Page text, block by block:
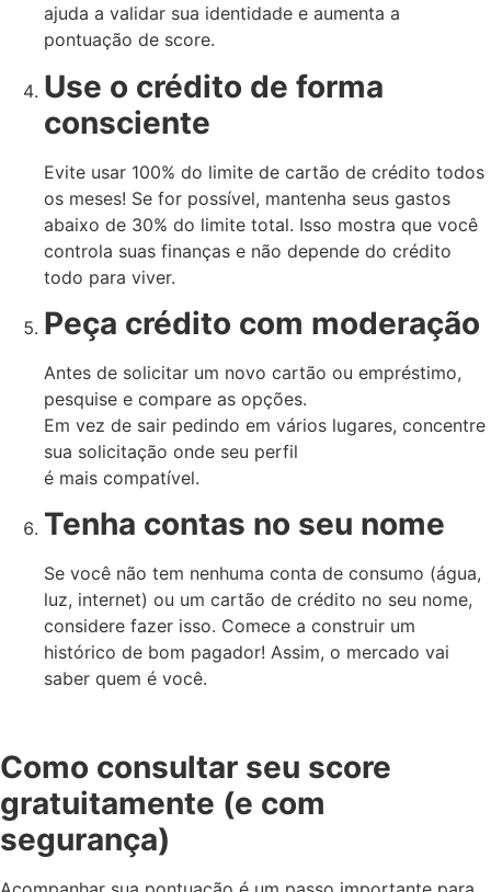
ajuda a validar sua identidade e aumenta a
pontuação de score.
Use o crédito de forma
consciente
Evite usar 100% do limite de cartão de crédito todos
os meses! Se for possível, mantenha seus gastos
abaixo de 30% do limite total. Isso mostra que você
controla suas finanças e não depende do crédito
todo para viver.
Peça crédito com moderação
Antes de solicitar um novo cartão ou empréstimo,
pesquise e compare as opções.
Em vez de sair pedindo em vários lugares, concentre
sua solicitação onde seu perfil
é mais compatível.
Tenha contas no seu nome
Se você não tem nenhuma conta de consumo (água,
luz, internet) ou um cartão de crédito no seu nome,
considere fazer isso. Comece a construir um
histórico de bom pagador! Assim, o mercado vai
saber quem é você.
Como consultar seu score
gratuitamente (e com
segurança)